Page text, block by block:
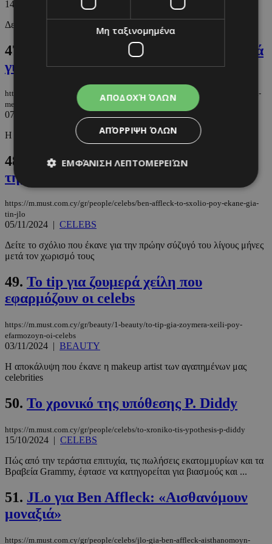
14/11/2024
CELEBS
Δείτε την εμφάνισή της
47.
JLo: «Ήταν μια αρκετά έντονη χρονιά
για μένα»
https://m.must.com.cy/gr/people/celebs/jlo-itan-mia-arketa-entoni-xronia-gia-
mena
07/11/2024
CELEBS
Η δήλωση μετά το διαζύγιο με τον Ben Affleck
48.
Ben Affleck: Το σχόλιο που έκανε για
την JLo
https://m.must.com.cy/gr/people/celebs/ben-affleck-to-sxolio-poy-ekane-gia-
tin-jlo
05/11/2024 | CELEBS
Δείτε το σχόλιο που έκανε για την πρώην σύζυγό του λίγους μήνες
μετά τον χωρισμό τους
49. Το tip για ζουμερά χείλη που
εφαρμόζουν οι celebs
https://m.must.com.cy/gr/beauty/1-beauty/to-tip-gia-zoymera-xeili-poy-
efarmozoyn-oi-celebs
03/11/2024 | BEAUTY
Η αποκάλυψη που έκανε η makeup artist των αγαπημένων μας
celebrities
50. Το χρονικό της υπόθεσης P. Diddy
https://m.must.com.cy/gr/people/celebs/to-xroniko-tis-ypothesis-p-diddy
15/10/2024 | CELEBS
Πώς από την τεράστια επιτυχία, τις πωλήσεις εκατομμυρίων και τα
Βραβεία Grammy, έφτασε να κατηγορείται για βιασμούς και ...
51. JLo για Ben Affleck: «Αισθανόμουν
μοναξιά»
https://m.must.com.cy/gr/people/celebs/jlo-gia-ben-affleck-aisthanomoyn-
Μη ταξινομημένα
ΑΠΟΔΟΧΉ ΌΛΩΝ
ΑΠΌΡΡΙΨΗ ΌΛΩΝ
ΕΜΦΆΝΙΣΗ ΛΕΠΤΟΜΕΡΕΙΏΝ
Στόχευσης
Μη ταξινομημένα
βασικές λειτουργίες του ιστότοπου, όπως τη
σύνδεση χρήστη και τη διαχείριση λογαριασμού.
Ο ιστότοπος δεν μπορεί να χρησιμοποιηθεί σωστά
χωρίς τα απολύτως απαραίτητα cookies.
Ονοματεπώνυμο
Προμηθευτής/
PinToTopCookie
Cloudflare Inc.
.twitter.com